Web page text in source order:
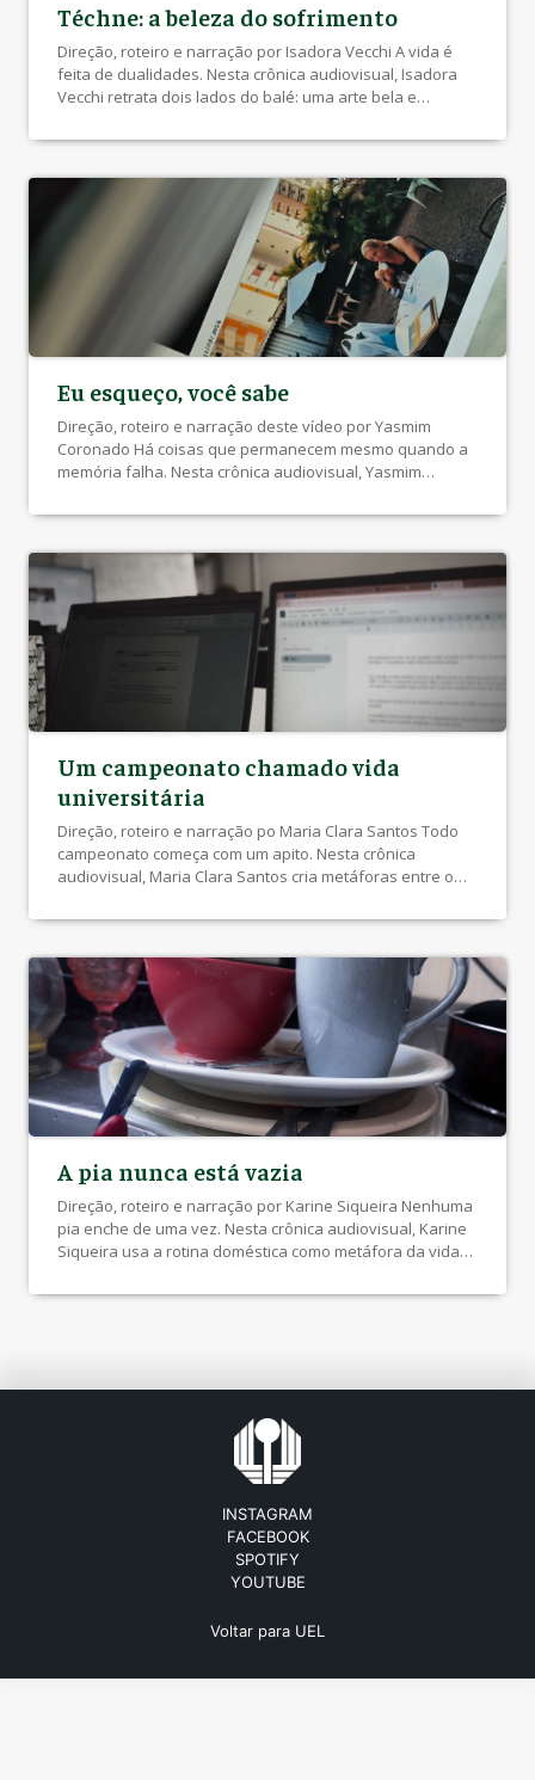
Téchne: a beleza do sofrimento
Direção, roteiro e narração por Isadora Vecchi A vida é
feita de dualidades. Nesta crônica audiovisual, Isadora
Vecchi retrata dois lados do balé: uma arte bela e
por sorrisos e precisão de movimentos. Assista na TV
Esta produção foi realizada dentro do projeto Jornalismo
e […]
Eu esqueço, você sabe
Direção, roteiro e narração deste vídeo por Yasmim
Coronado Há coisas que permanecem mesmo quando a
memória falha. Nesta crônica audiovisual, Yasmim
atravessada pelos esquecimentos, revelando laços que
na TV UEL: https://youtu.be/I2AQR8O-Quc?si=jbvQoX-
IjePmazsm As crônicas audiovisuais do projeto Jornalismo
[…]
Um campeonato chamado vida
universitária
Direção, roteiro e narração po Maria Clara Santos Todo
campeonato começa com um apito. Nesta crônica
audiovisual, Maria Clara Santos cria metáforas entre o
o desconhecido, a saudade e o medo constante de não
vitórias e derrotas, ela […]
A pia nunca está vazia
Direção, roteiro e narração por Karine Siqueira Nenhuma
pia enche de uma vez. Nesta crônica audiovisual, Karine
Siqueira usa a rotina doméstica como metáfora da vida
pensamentos que ficam e a sensação de que nunca está
INSTAGRAM
FACEBOOK
SPOTIFY
YOUTUBE
Voltar para UEL